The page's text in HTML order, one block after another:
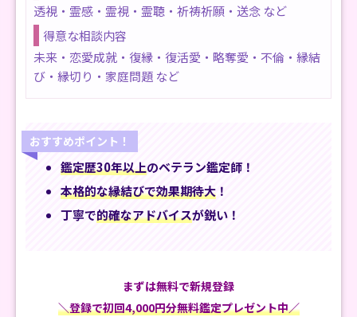
透視・霊感・霊視・霊聴・祈祷祈願・送念 など
得意な相談内容
未来・恋愛成就・復縁・復活愛・略奪愛・不倫・縁結
び・縁切り・家庭問題 など
おすすめポイント！
鑑定歴30年以上のベテラン鑑定師！
本格的な縁結びで効果期待大 ！
丁寧で的確なアドバイスが鋭い！
まずは無料で新規登録
＼登録で初回4,000円分無料鑑定プレゼント中／